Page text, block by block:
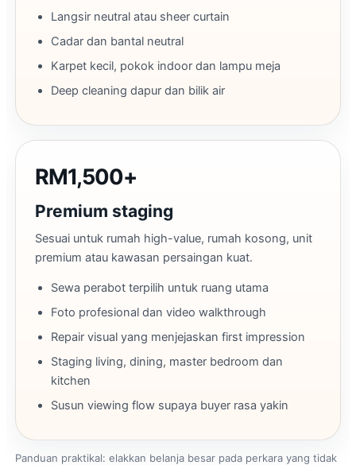
Langsir neutral atau sheer curtain
Cadar dan bantal neutral
Karpet kecil, pokok indoor dan lampu meja
Deep cleaning dapur dan bilik air
RM1,500+
Premium staging
Sesuai untuk rumah high-value, rumah kosong, unit
premium atau kawasan persaingan kuat.
Sewa perabot terpilih untuk ruang utama
Foto profesional dan video walkthrough
Repair visual yang menjejaskan first impression
Staging living, dining, master bedroom dan
kitchen
Susun viewing flow supaya buyer rasa yakin
Panduan praktikal: elakkan belanja besar pada perkara yang tidak